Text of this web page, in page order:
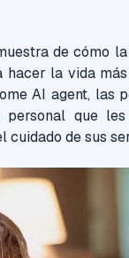
de cómo
hacer la vida
AI agent, las
personal que
cuidado de sus